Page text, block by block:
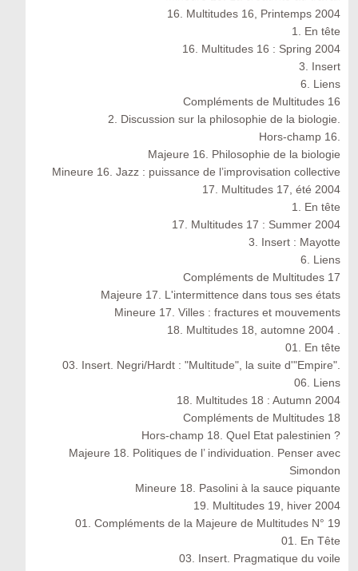
16. Multitudes 16, Printemps 2004
1. En tête
16. Multitudes 16 : Spring 2004
3. Insert
6. Liens
Compléments de Multitudes 16
2. Discussion sur la philosophie de la biologie.
Hors-champ 16.
Majeure 16. Philosophie de la biologie
Mineure 16. Jazz : puissance de l’improvisation collective
17. Multitudes 17, été 2004
1. En tête
17. Multitudes 17 : Summer 2004
3. Insert : Mayotte
6. Liens
Compléments de Multitudes 17
Majeure 17. L'intermittence dans tous ses états
Mineure 17. Villes : fractures et mouvements
18. Multitudes 18, automne 2004 .
01. En tête
03. Insert. Negri/Hardt : "Multitude", la suite d'"Empire".
06. Liens
18. Multitudes 18 : Autumn 2004
Compléments de Multitudes 18
Hors-champ 18. Quel Etat palestinien ?
Majeure 18. Politiques de l’ individuation. Penser avec
Simondon
Mineure 18. Pasolini à la sauce piquante
19. Multitudes 19, hiver 2004
01. Compléments de la Majeure de Multitudes N° 19
01. En Tête
03. Insert. Pragmatique du voile